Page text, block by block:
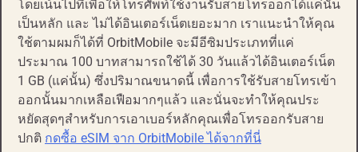
โดยเน้นไปที่เพื่อให้โทรศัพท์ใช้งานรับสายโทรออกได้แค่นั้น
เป็นหลัก และ ไม่ได้อินเตอร์เน็ตเยอะมาก เราแนะนำให้คุณ
ใช้ตามผมก็ได้ที่ OrbitMobile จะมีอีซิมประเภทที่แค่
ประมาณ 100 บาทสามารถใช้ได้ 30 วันแล้วได้อินเตอร์เน็ต
1 GB (แค่นั้น) ซึ่งปริมาณขนาดนี้ เพื่อการใช้รับสายโทรเข้า
ออกนั้นมากเหลือเฟือมากๆแล้ว และนั่นจะทำให้คุณประ
หยัดสุดๆสำหรับการเอาเบอร์หลักคุณเพื่อโทรออกรับสาย
ปกติ กดซื้อ eSIM จาก OrbitMobile ได้จากที่นี่